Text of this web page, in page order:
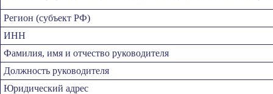
Регион (субъект РФ)
ИНН
Фамилия, имя и отчество руководителя
Должность руководителя
Юридический адрес